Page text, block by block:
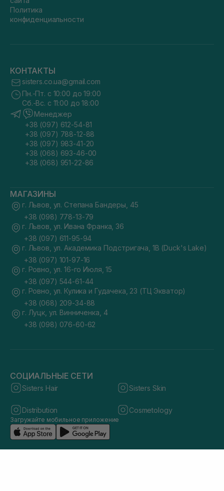
Политика
конфиденциальности
КОНТАКТЫ
sisters.co.ua@gmail.com
Пн.-Пт. с 10:00 до 19:00
Сб.-Вс. с 11:00 до 18:00
Менеджер
+38 (097) 612-54-81
+38 (097) 788-12-88
+38 (097) 983-41-20
+38 (068) 693-46-00
+38 (068) 951-22-86
МАГАЗИНЫ
г. Львов, ул. Степана Бандеры, 45
+38 (098) 778-13-79
г. Львов, ул. Ивана Франка, 36
+38 (097) 611-95-94
г. Львов, ул. Академика Подстригача, 1В (Duck's Lake)
+38 (097) 101-97-16
г. Ровно, ул. 16-го Июля, 15
+38 (097) 544-61-44
г. Ровно, ул. Кулика и Гудачека, 23 (ТЦ Экватор)
+38 (068) 209-34-88
г. Луцк, ул. Винниченка, 4
+38 (098) 076-60-62
СОЦИАЛЬНЫЕ СЕТИ
Sisters Hair Sisters Skin
Distribution Cosmetology
Загружайте мобильное приложение